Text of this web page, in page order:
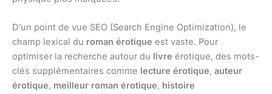
D’un point de vue SEO (Search Engine Optimization), le
champ lexical du roman érotique est vaste. Pour
optimiser la recherche autour du livre érotique, des mots-
clés supplémentaires comme lecture érotique, auteur
érotique, meilleur roman érotique, histoire